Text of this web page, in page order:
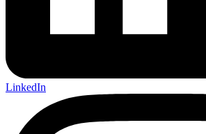
LinkedIn